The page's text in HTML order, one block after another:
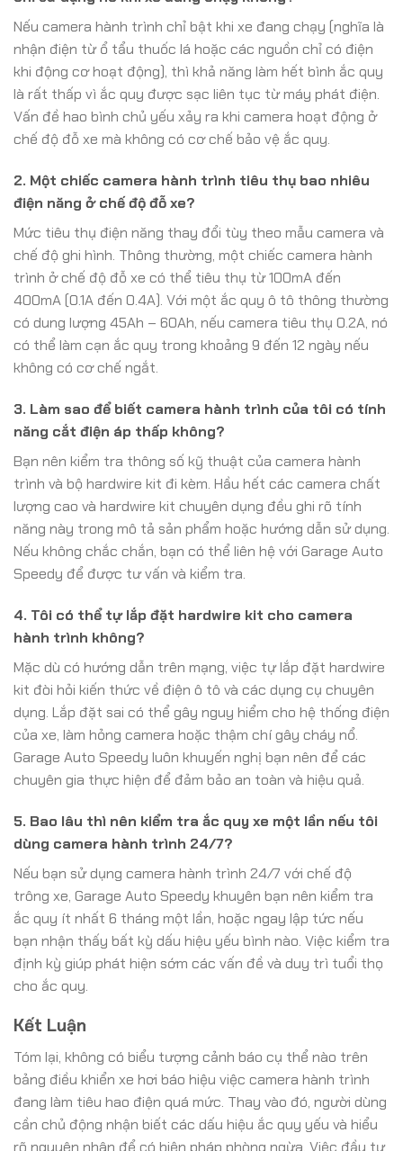
Nếu camera hành trình chỉ bật khi xe đang chạy (nghĩa là
nhận điện từ ổ tẩu thuốc lá hoặc các nguồn chỉ có điện
khi động cơ hoạt động), thì khả năng làm hết bình ắc quy
là rất thấp vì ắc quy được sạc liên tục từ máy phát điện.
Vấn đề hao bình chủ yếu xảy ra khi camera hoạt động ở
chế độ đỗ xe mà không có cơ chế bảo vệ ắc quy.
2. Một chiếc camera hành trình tiêu thụ bao nhiêu
điện năng ở chế độ đỗ xe?
Mức tiêu thụ điện năng thay đổi tùy theo mẫu camera và
chế độ ghi hình. Thông thường, một chiếc camera hành
trình ở chế độ đỗ xe có thể tiêu thụ từ 100mA đến
400mA (0.1A đến 0.4A). Với một ắc quy ô tô thông thường
có dung lượng 45Ah – 60Ah, nếu camera tiêu thụ 0.2A, nó
có thể làm cạn ắc quy trong khoảng 9 đến 12 ngày nếu
không có cơ chế ngắt.
3. Làm sao để biết camera hành trình của tôi có tính
năng cắt điện áp thấp không?
Bạn nên kiểm tra thông số kỹ thuật của camera hành
trình và bộ hardwire kit đi kèm. Hầu hết các camera chất
lượng cao và hardwire kit chuyên dụng đều ghi rõ tính
năng này trong mô tả sản phẩm hoặc hướng dẫn sử dụng.
Nếu không chắc chắn, bạn có thể liên hệ với Garage Auto
Speedy để được tư vấn và kiểm tra.
4. Tôi có thể tự lắp đặt hardwire kit cho camera
hành trình không?
Mặc dù có hướng dẫn trên mạng, việc tự lắp đặt hardwire
kit đòi hỏi kiến thức về điện ô tô và các dụng cụ chuyên
dụng. Lắp đặt sai có thể gây nguy hiểm cho hệ thống điện
của xe, làm hỏng camera hoặc thậm chí gây cháy nổ.
Garage Auto Speedy luôn khuyến nghị bạn nên để các
chuyên gia thực hiện để đảm bảo an toàn và hiệu quả.
5. Bao lâu thì nên kiểm tra ắc quy xe một lần nếu tôi
dùng camera hành trình 24/7?
Nếu bạn sử dụng camera hành trình 24/7 với chế độ
trông xe, Garage Auto Speedy khuyên bạn nên kiểm tra
ắc quy ít nhất 6 tháng một lần, hoặc ngay lập tức nếu
bạn nhận thấy bất kỳ dấu hiệu yếu bình nào. Việc kiểm tra
định kỳ giúp phát hiện sớm các vấn đề và duy trì tuổi thọ
cho ắc quy.
Kết Luận
Tóm lại, không có biểu tượng cảnh báo cụ thể nào trên
bảng điều khiển xe hơi báo hiệu việc camera hành trình
đang làm tiêu hao điện quá mức. Thay vào đó, người dùng
cần chủ động nhận biết các dấu hiệu ắc quy yếu và hiểu
rõ nguyên nhân để có biện pháp phòng ngừa. Việc đầu tư